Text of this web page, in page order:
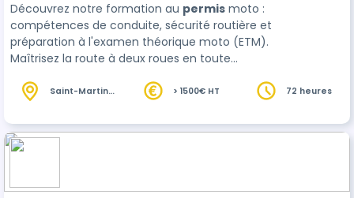
Découvrez notre formation au permis moto :
compétences de conduite, sécurité routière et
préparation à l'examen théorique moto (ETM).
Maîtrisez la route à deux roues en toute
Saint-Martin
> 1500€ HT 72 heures